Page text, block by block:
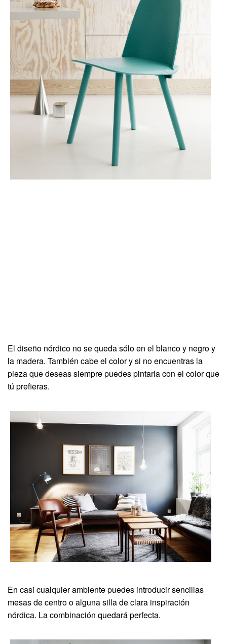
El diseño nórdico no se queda sólo en el blanco y negro y
la madera. También cabe el color y si no encuentras la
pieza que deseas siempre puedes pintarla con el color que
tú prefieras.
En casi cualquier ambiente puedes introducir sencillas
mesas de centro o alguna silla de clara inspiración
nórdica. La combinación quedará perfecta.